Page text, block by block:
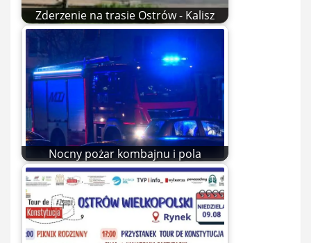
Zderzenie na trasie Ostrów - Kalisz
Nocny pożar kombajnu i pola